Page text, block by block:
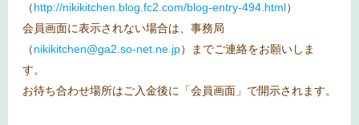
（http://nikikitchen.blog.fc2.com/blog-entry-494.html）
会員画面に表示されない場合は、事務局
（nikikitchen@ga2.so-net.ne.jp）までご連絡をお願いしま
す。
お待ち合わせ場所はご入金後に「会員画面」で開示されます。